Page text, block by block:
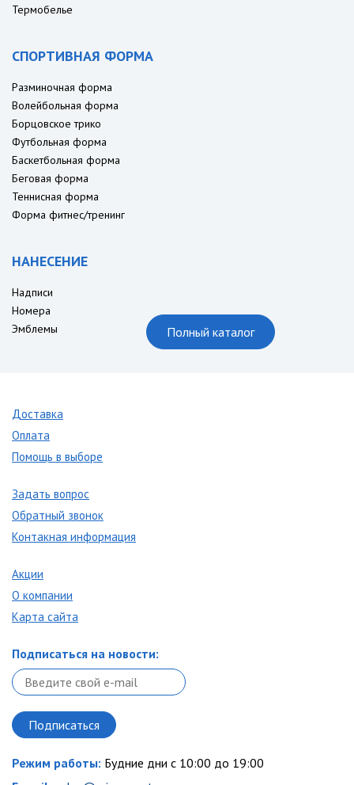
Термобелье
СПОРТИВНАЯ ФОРМА
Разминочная форма
Волейбольная форма
Борцовское трико
Футбольная форма
Баскетбольная форма
Беговая форма
Теннисная форма
Форма фитнес/тренинг
НАНЕСЕНИЕ
Надписи
Номера
Эмблемы
Полный каталог
Доставка
Оплата
Помощь в выборе
Задать вопрос
Обратный звонок
Контакная информация
Акции
О компании
Карта сайта
Подписаться на новости:
Режим работы: Будние дни с 10:00 до 19:00